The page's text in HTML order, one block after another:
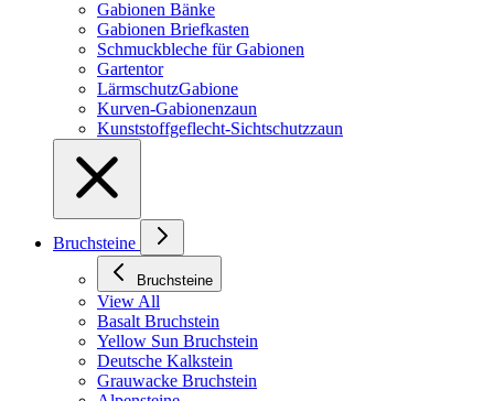
Gabionen Bänke
Gabionen Briefkasten
Schmuckbleche für Gabionen
Gartentor
LärmschutzGabione
Kurven-Gabionenzaun
Kunststoffgeflecht-Sichtschutzzaun
Bruchsteine
Bruchsteine
View All
Basalt Bruchstein
Yellow Sun Bruchstein
Deutsche Kalkstein
Grauwacke Bruchstein